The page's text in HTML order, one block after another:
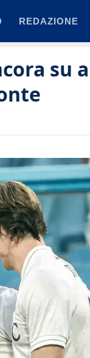
REDAZIONE
su